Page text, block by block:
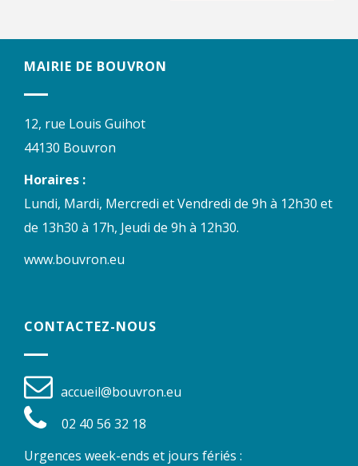
MAIRIE DE BOUVRON
12, rue Louis Guihot
44130 Bouvron
Horaires :
Lundi, Mardi, Mercredi et Vendredi de 9h à 12h30 et
de 13h30 à 17h, Jeudi de 9h à 12h30.
www.bouvron.eu
CONTACTEZ-NOUS
accueil@bouvron.eu
02 40 56 32 18
Urgences week-ends et jours fériés :